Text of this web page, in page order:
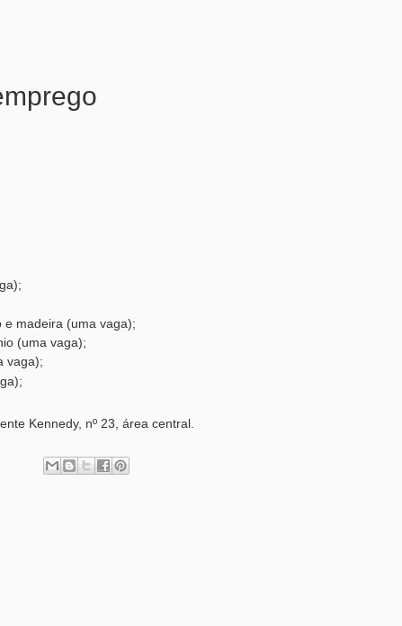
e madeira (uma vaga);
(uma vaga);
vaga);
Kennedy, nº 23, área central.